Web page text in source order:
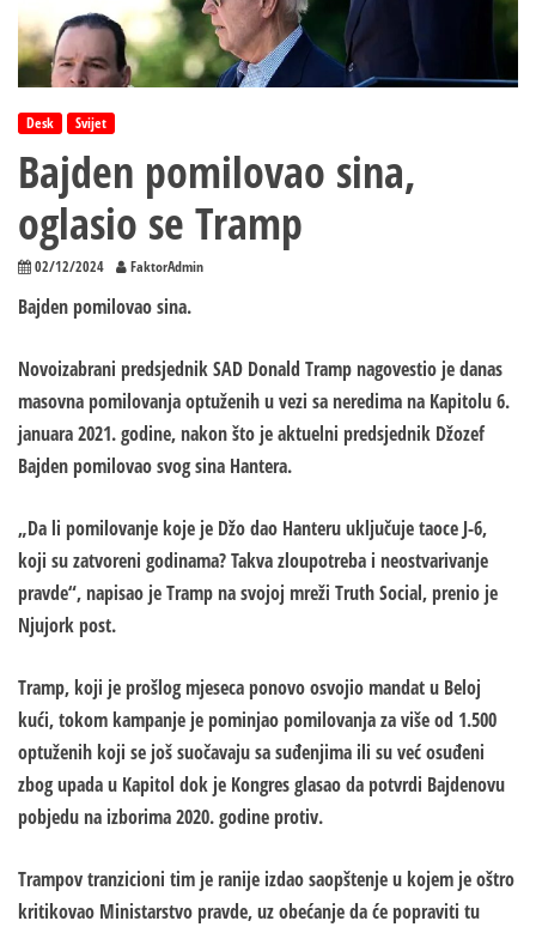
Desk Svijet
Bajden pomilovao sina,
oglasio se Tramp
02/12/2024 FaktorAdmin
Bajden pomilovao sina.
Novoizabrani predsjednik SAD Donald Tramp nagovestio je danas
masovna pomilovanja optuženih u vezi sa neredima na Kapitolu 6.
januara 2021. godine, nakon što je aktuelni predsjednik Džozef
Bajden pomilovao svog sina Hantera.
„Da li pomilovanje koje je Džo dao Hanteru uključuje taoce J-6,
koji su zatvoreni godinama? Takva zloupotreba i neostvarivanje
pravde“, napisao je Tramp na svojoj mreži Truth Social, prenio je
Njujork post.
Tramp, koji je prošlog mjeseca ponovo osvojio mandat u Beloj
kući, tokom kampanje je pominjao pomilovanja za više od 1.500
optuženih koji se još suočavaju sa suđenjima ili su već osuđeni
zbog upada u Kapitol dok je Kongres glasao da potvrdi Bajdenovu
pobjedu na izborima 2020. godine protiv.
Trampov tranzicioni tim je ranije izdao saopštenje u kojem je oštro
kritikovao Ministarstvo pravde, uz obećanje da će popraviti tu